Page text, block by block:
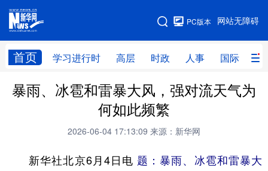
网站无障碍
PC版本
首页 学习进行时 高层 时政 人事 国际 财
网站地图
学习进行时 高层 时政 人事
财经 网评
科技 科创 量子 体育
暴雨、冰雹和雷暴大风，强对流天气为
何如此频繁
2026-06-04 17:13:09 来源：新华网
新华社北京6月4日电 题：暴雨、冰雹和雷暴大